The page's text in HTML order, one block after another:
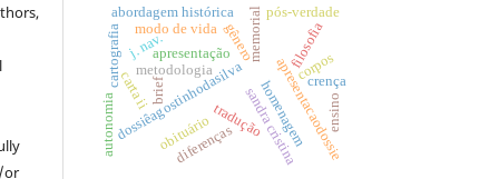
or
apresentação
dossiêagostinhodasilva apresentacaodossie
tradução
brief
j. nav.
carta ii sandra cristina
obituário homenagem
memorial
diferenças
corpos
filosofia
modo de vida
pós-verdade
crença
cartografia metodologia
gênero
autonomia
abordagem histórica
ensino